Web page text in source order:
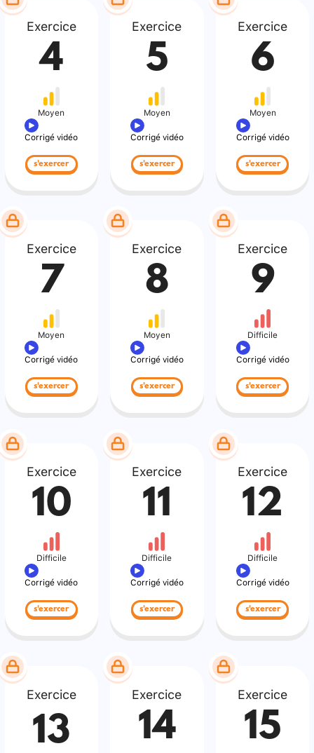
Exercice
4
Moyen
Corrigé vidéo
s'exercer
Exercice
5
Moyen
Corrigé vidéo
s'exercer
Exercice
6
Moyen
Corrigé vidéo
s'exercer
Exercice
7
Moyen
Corrigé vidéo
s'exercer
Exercice
8
Moyen
Corrigé vidéo
s'exercer
Exercice
9
Difficile
Corrigé vidéo
s'exercer
Exercice
10
Difficile
Corrigé vidéo
s'exercer
Exercice
11
Difficile
Corrigé vidéo
s'exercer
Exercice
12
Difficile
Corrigé vidéo
s'exercer
Exercice
13
Exercice
14
Exercice
15